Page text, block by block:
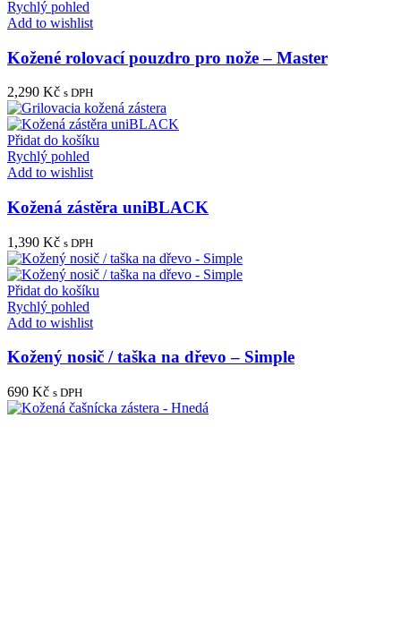
Rychlý pohled
Add to wishlist
Kožené rolovací pouzdro pro nože – Master
2,290 Kč s DPH
Přidat do košíku
Rychlý pohled
Add to wishlist
Kožená zástěra uniBLACK
1,390 Kč s DPH
Přidat do košíku
Rychlý pohled
Add to wishlist
Kožený nosič / taška na dřevo – Simple
690 Kč s DPH